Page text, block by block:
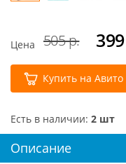
Цена 505 р. 399
Купить на Авито
Есть в наличии: 2 шт
Описание